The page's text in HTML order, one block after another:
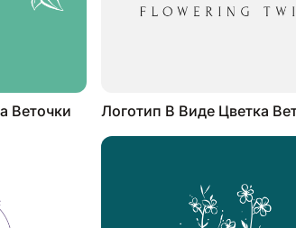
Веточки Логотип В Виде Цветка